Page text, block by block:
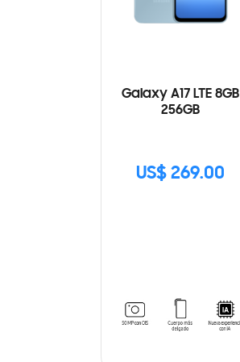
Galaxy A17 LTE 8GB
256GB
US$ 269.00